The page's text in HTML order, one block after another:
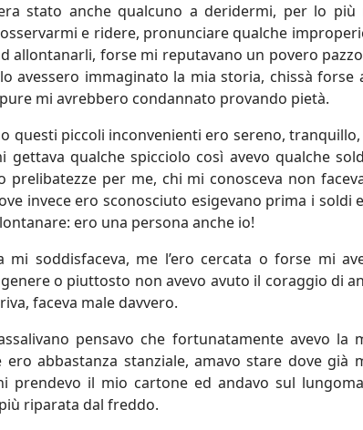
stato anche qualcuno a deridermi, per lo
e ridere, pronunciare qualche
allontanarli, forse mi reputavano un povero
avessero immaginato la mia storia, chissà forse
mi avrebbero condannato provando pietà.
questi piccoli inconvenienti ero sereno,
gettava qualche spicciolo così avevo qualche
prelibatezze per me, chi mi conosceva non
invece ero sconosciuto esigevano prima i
ero una persona anche io!
soddisfaceva, me l’ero cercata o forse mi
o piuttosto non avevo avuto il coraggio di
faceva male davvero.
pensavo che fortunatamente avevo la
ero abbastanza stanziale, amavo stare dove già
prendevo il mio cartone ed andavo sul
riparata dal freddo.